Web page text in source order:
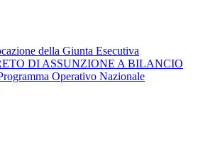
della Giunta Esecutiva
DI ASSUNZIONE A BILANCIO
Operativo Nazionale